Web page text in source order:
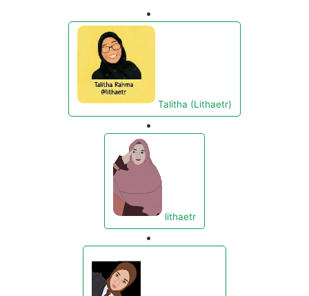
Talitha (Lithaetr)
lithaetr